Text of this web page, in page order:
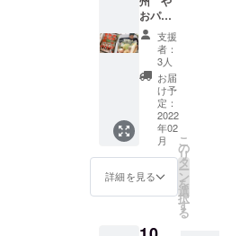
2019年
70年以上養
蜂していた
祖父から代
表を引き継
蜂蜜作り
や、農作物
の交配用の
ミツバチの
レンタルし
旬頃の
野菜は
以下を
予定し
ており
ます。
小松
菜・ほ
うれん
草・
キャベ
ツ・水
菜の
おパッ
ク＋お
おきみ
イチゴ
（2月〜
3月頃発
送）平
日、土
日指定
可能 や
お九州
がオス
スメす
る旬の
セット
支援
者：
3人
お届
け予
定：
2022
年02
月
詳細を見る
こ
の
リ
タ
ー
ン
を
選
択
す
る